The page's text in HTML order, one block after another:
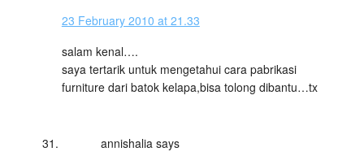
23 February 2010 at 21.33
salam kenal….
saya tertarik untuk mengetahui cara pabrikasi
furniture dari batok kelapa,bisa tolong dibantu…tx
annishalia says